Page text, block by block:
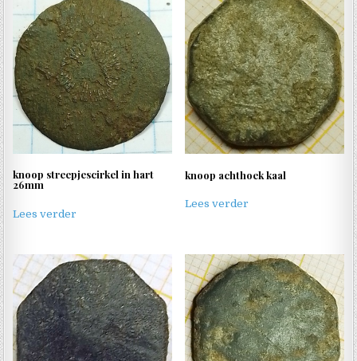
knoop streepjescirkel in hart
26mm
Lees verder
knoop achthoek kaal
Lees verder